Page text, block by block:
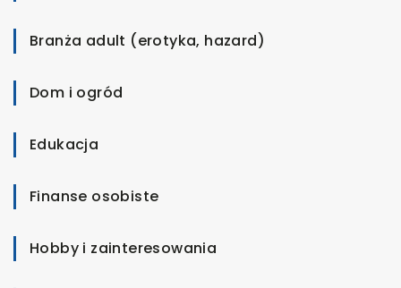
Branża adult (erotyka, hazard)
Dom i ogród
Edukacja
Finanse osobiste
Hobby i zainteresowania